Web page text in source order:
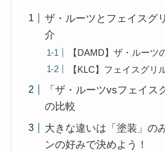
ザ・ルーツとフェイスグ
介
【DAMD】ザ・ルーツ
【KLC】フェイスグリ
「ザ・ルーツvsフェイス
の比較
大きな違いは「塗装」の
ンの好みで決めよう！